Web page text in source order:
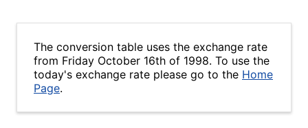
The conversion table uses the exchange rate
from Friday October 16th of 1998. To use the
today's exchange rate please go to the Home
Page.